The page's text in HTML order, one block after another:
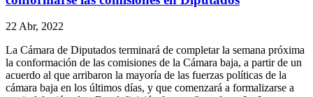
22 Abr, 2022
La Cámara de Diputados terminará de completar la semana próxima
la conformación de las comisiones de la Cámara baja, a partir de un
acuerdo al que arribaron la mayoría de las fuerzas políticas de la
cámara baja en los últimos días, y que comenzará a formalizarse a